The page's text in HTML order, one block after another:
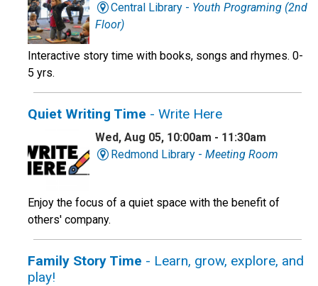
Central Library - Youth Programing (2nd
Floor)
Interactive story time with books, songs and rhymes. 0-
5 yrs.
Quiet Writing Time - Write Here
Wed, Aug 05, 10:00am - 11:30am
Redmond Library - Meeting Room
Enjoy the focus of a quiet space with the benefit of
others' company.
Family Story Time - Learn, grow, explore, and
play!